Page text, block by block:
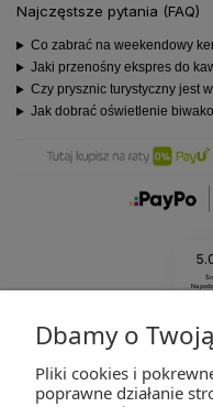
Najczęstsze pytania (FAQ)
Co zabrać na weekendowy
Jaki przenośny ekspres do
Czy prysznic turystyczny jest
Jak dobrać oświetlenie
Na
Dbamy o
Pliki cookies i
poprawne działanie